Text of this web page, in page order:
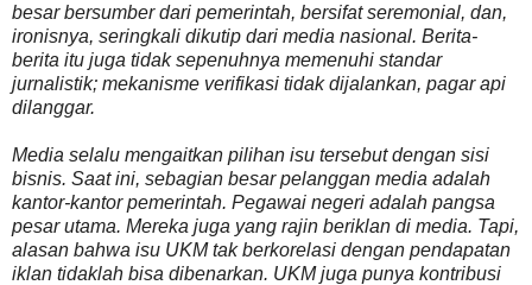
besar bersumber dari pemerintah, bersifat seremonial, dan,
ironisnya, seringkali dikutip dari media nasional. Berita-
berita itu juga tidak sepenuhnya memenuhi standar
jurnalistik; mekanisme verifikasi tidak dijalankan, pagar api
dilanggar.
Media selalu mengaitkan pilihan isu tersebut dengan sisi
bisnis. Saat ini, sebagian besar pelanggan media adalah
kantor-kantor pemerintah. Pegawai negeri adalah pangsa
pesar utama. Mereka juga yang rajin beriklan di media. Tapi,
alasan bahwa isu UKM tak berkorelasi dengan pendapatan
iklan tidaklah bisa dibenarkan. UKM juga punya kontribusi